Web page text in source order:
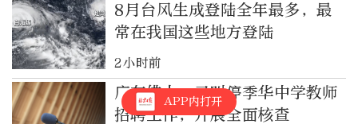
8月台风生成登陆全年最多，最
常在我国这些地方登陆
2小时前
广东佛山：已叫停季华中学教师
招聘工作，开展全面核查
APP内打开